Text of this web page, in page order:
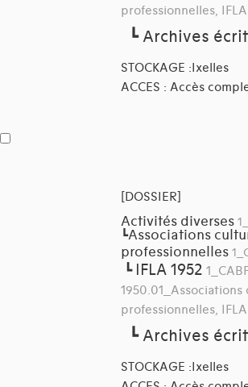
professionnelles, IFLA
┗Archives
STOCKAGE :Ixelles
ACCES : Accès
[DOSSIER]
Activités diverses
┗Associations
professionnelles
┗ IFLA 1952
professionnelles, IFLA
┗Archives
STOCKAGE :Ixelles